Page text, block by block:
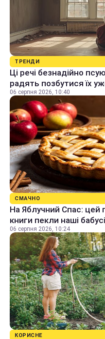
ТРЕНДИ
Ці речі безнадійно
радять позбутися їх
06 серпня 2026, 10:40
СМАЧНО
На Яблучний Спас: цей
книги пекли наші бабусі
06 серпня 2026, 10:24
КОРИСНЕ